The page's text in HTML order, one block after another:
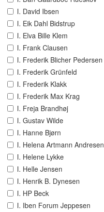
I. David Ibsen
I. Eik Dahl Bidstrup
I. Elva Bille Klem
I. Frank Clausen
I. Frederik Blicher Pedersen
I. Frederik Grünfeld
I. Frederik Klakk
I. Frederik Max Krag
I. Freja Brandhøj
I. Gustav Wilde
I. Hanne Bjørn
I. Helena Artmann Andresen
I. Helene Lykke
I. Helle Jensen
I. Henrik B. Dynesen
I. HP Beck
I. Iben Forum Jeppesen